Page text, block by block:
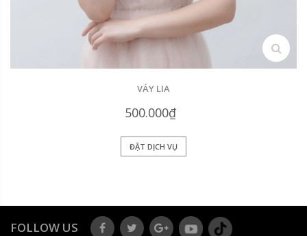
search
VÁY LIA
500.000₫
ĐẶT DỊCH VỤ
FOLLOW US